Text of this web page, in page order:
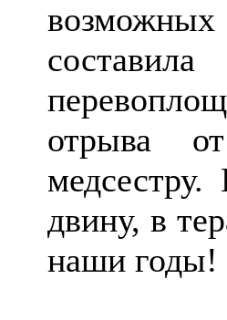
отрыва
двину, в
наши годы!